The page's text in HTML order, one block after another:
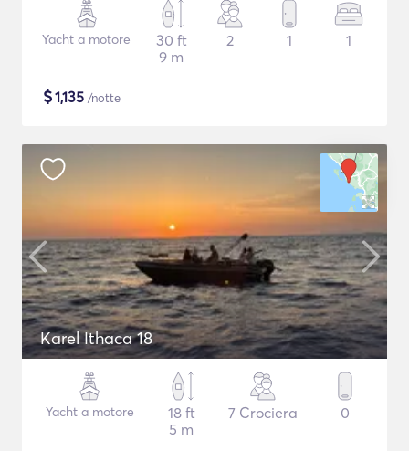
Yacht a motore
30 ft
9 m
2 1 1
$1,135 /notte
Karel Ithaca 18
Yacht a motore
18 ft
5 m
7 Crociera 0